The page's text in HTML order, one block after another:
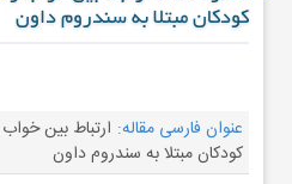
كودكان مبتلا به سندروم داون
عنوان فارسی مقاله: ارتباط بين
كودكان مبتلا به سندروم داون